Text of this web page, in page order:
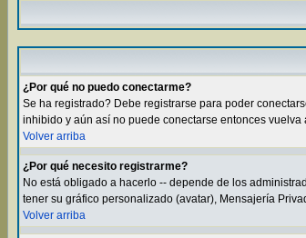
¿Por qué no puedo conectarme?
Se ha registrado? Debe registrarse para poder
inhibido y aún así no puede conectarse entonces
Volver arriba
¿Por qué necesito registrarme?
No está obligado a hacerlo -- depende de los
tener su gráfico personalizado (avatar), Mensajería
Volver arriba